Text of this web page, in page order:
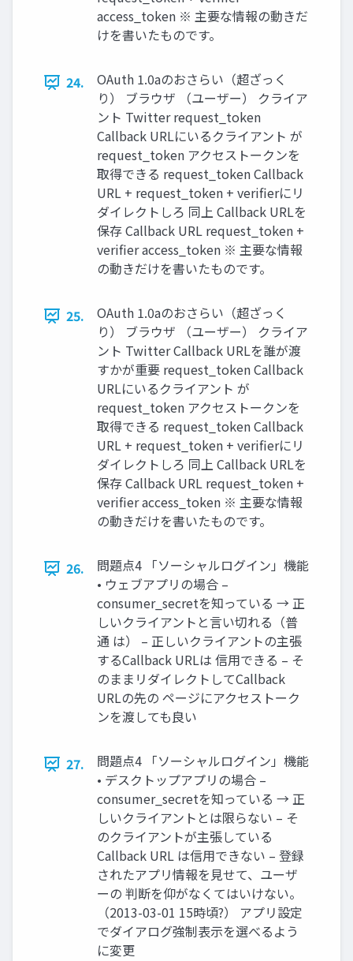
access_token ※ 主要な情報の動きだ
けを書いたものです。
24.
OAuth 1.0aのおさらい（超ざっく
り） ブラウザ （ユーザー） クライア
ント Twitter request_token
Callback URLにいるクライアント が
request_token アクセストークンを
取得できる request_token Callback
URL + request_token + verifierにリ
ダイレクトしろ 同上 Callback URLを
保存 Callback URL request_token +
verifier access_token ※ 主要な情報
の動きだけを書いたものです。
25.
OAuth 1.0aのおさらい（超ざっく
り） ブラウザ （ユーザー） クライア
ント Twitter Callback URLを誰が渡
すかが重要 request_token Callback
URLにいるクライアント が
request_token アクセストークンを
取得できる request_token Callback
URL + request_token + verifierにリ
ダイレクトしろ 同上 Callback URLを
保存 Callback URL request_token +
verifier access_token ※ 主要な情報
の動きだけを書いたものです。
26.
問題点4 「ソーシャルログイン」機能
• ウェブアプリの場合 –
consumer_secretを知っている → 正
しいクライアントと言い切れる（普
通 は） – 正しいクライアントの主張
するCallback URLは 信用できる – そ
のままリダイレクトしてCallback
URLの先の ページにアクセストーク
ンを渡しても良い
27.
問題点4 「ソーシャルログイン」機能
• デスクトップアプリの場合 –
consumer_secretを知っている → 正
しいクライアントとは限らない – そ
のクライアントが主張している
Callback URL は信用できない – 登録
されたアプリ情報を見せて、ユーザ
ーの 判断を仰がなくてはいけない。
（2013-03-01 15時頃?） アプリ設定
でダイアログ強制表示を選べるよう
に変更